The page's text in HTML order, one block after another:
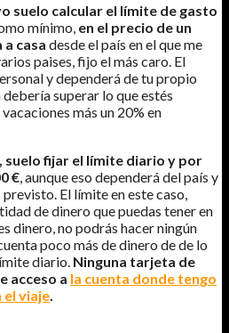
suelo calcular el límite de gasto
mínimo, en el precio de un
casa desde el país en el que me
paises, fijo el más caro. El
y dependerá de tu propio
superar lo que estés
más un 20% en
fijar el límite diario y por
€, aunque eso dependerá del país y
El límite en este caso,
de dinero que puedas tener en
dinero, no podrás hacer ningún
poco más de dinero de de lo
diario. Ninguna tarjeta de
acceso a la cuenta donde tengo
el viaje.